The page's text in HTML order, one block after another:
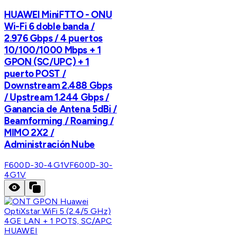
HUAWEI MiniFTTO - ONU
Wi-Fi 6 doble banda /
2.976 Gbps / 4 puertos
10/100/1000 Mbps + 1
GPON (SC/UPC) + 1
puerto POST /
Downstream 2.488 Gbps
/ Upstream 1.244 Gbps /
Ganancia de Antena 5dBi /
Beamforming / Roaming /
MIMO 2X2 /
Administración Nube
F600D-30-4G1VF600D-30-
4G1V
HUAWEI